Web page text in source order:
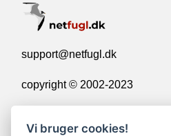
support@netfugl.dk
copyright © 2002-2023
Vi bruger cookies!